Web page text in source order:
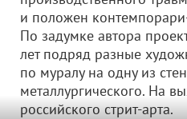
и положен
По задумке автора
лет подряд разные
по муралу на одну из
металлургического. На
российского стрит-арта.